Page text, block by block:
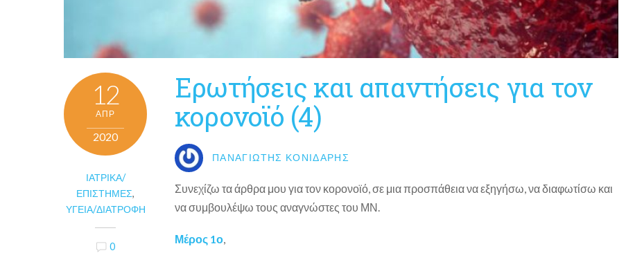
12
ΑΠΡ
2020
ΙΑΤΡΙΚΆ/
ΕΠΙΣΤΉΜΕΣ,
ΥΓΕΊΑ/ΔΙΑΤΡΟΦΉ
0
Ερωτήσεις και απαντήσεις για τον
κορονοϊό (4)
ΠΑΝΑΓΙΏΤΗΣ ΚΟΝΙΔΆΡΗΣ
Συνεχίζω τα άρθρα μου για τον κορονοϊό, σε μια προσπάθεια να εξηγήσω, να διαφωτίσω και
να συμβουλέψω τους αναγνώστες του ΜΝ.
Μέρος 1ο,